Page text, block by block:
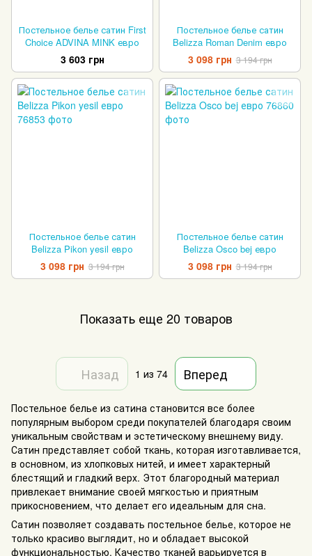
Постельное белье сатин First
Choice ADVINA MINK евро
3 603 грн
Постельное белье сатин
Belizza Roman Denim евро
3 098 грн 3 194 грн
Постельное белье сатин
Belizza Pikon yesil евро
3 098 грн 3 194 грн
Постельное белье сатин
Belizza Osco bej евро
3 098 грн 3 194 грн
Показать еще 20 товаров
Назад 1 из 74 Вперед
Постельное белье из сатина становится все более
популярным выбором среди покупателей благодаря своим
уникальным свойствам и эстетическому внешнему виду.
Сатин представляет собой ткань, которая изготавливается,
в основном, из хлопковых нитей, и имеет характерный
блестящий и гладкий верх. Этот благородный материал
привлекает внимание своей мягкостью и приятным
прикосновением, что делает его идеальным для сна.
Сатин позволяет создавать постельное белье, которое не
только красиво выглядит, но и обладает высокой
функциональностью. Качество тканей варьируется в